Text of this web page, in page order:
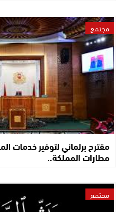
مجتمع
مقترح برلماني لتوفير خدمات
مطارات المملكة..
مجتمع